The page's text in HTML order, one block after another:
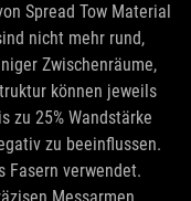
Spread Tow Material
nicht mehr rund,
Zwischenräume,
können jeweils
zu 25% Wandstärke
zu beeinflussen.
Fasern verwendet.